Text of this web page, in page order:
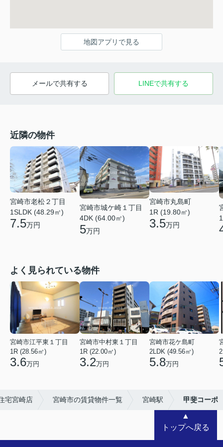
地図アプリで見る
メールで共有する LINEで共有する
近隣の物件
宮崎市老松２丁目
1SLDK (48.29㎡)
7.5万円
宮崎市城ケ崎１丁目
4DK (64.00㎡)
5万円
宮崎市丸島町
1R (19.80㎡)
3.5万円
よく見られている物件
宮崎市江平東１丁目
1R (28.56㎡)
3.6万円
宮崎市中村東１丁目
1R (22.00㎡)
3.2万円
宮崎市花ケ島町
2LDK (49.56㎡)
5.8万円
宅宮崎店 宮崎市の賃貸物件一覧 宮崎駅 甲斐コーポ
▲
トップへ戻る